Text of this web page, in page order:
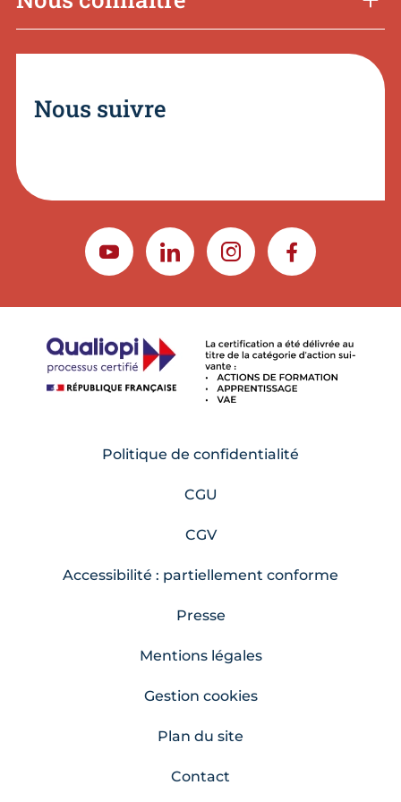
Nous suivre
YOUTUBELINKEDININSTAGRAMFACEBOOK
Politique de confidentialité
CGU
CGV
Accessibilité : partiellement conforme
Presse
Mentions légales
Gestion cookies
Plan du site
Contact